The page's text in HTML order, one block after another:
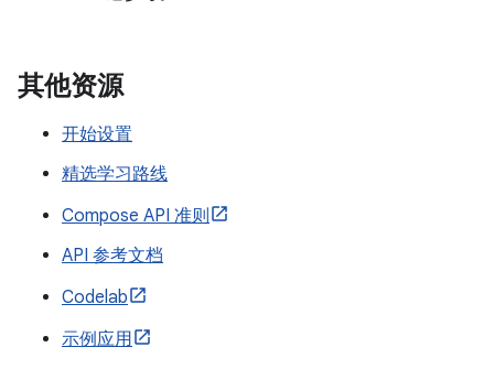
其他资源
开始设置
精选学习路线
Compose API 准则
API 参考文档
Codelab
示例应用